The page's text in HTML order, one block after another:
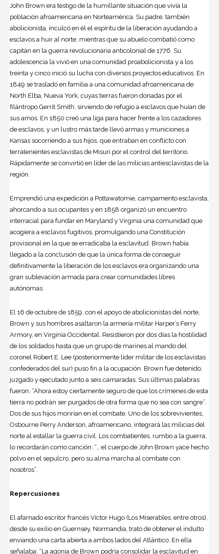
John Brown era testigo de la humillante situación que vivía la
población afroamericana en Norteamérica. Su padre, también
abolicionista, inculcó en él el espíritu de la liberación ayudando a
esclavos a huir al norte, mientras que su abuelo combatió como
capitán en la guerra revolucionaria anticolonial de 1776. Su
adolescencia la vivió en una comunidad proabolicionista y a los
treinta y cinco inició su lucha con diversos proyectos educativos. En
1849 se trasladó en familia a una comunidad afroamericana de
North Elba, Nueva York, cuyas tierras fueron donadas por el
filántropo Gerrit Smith, sirviendo de refugio a esclavos que huían de
sus amos. En 1850 creó una liga para hacer frente a los cazadores
de esclavos, y un lustro más tarde llevó armas y municiones a
Kansas socorriendo a sus hijos, que entraban en conflicto con
terratenientes esclavistas de Misuri por el control del territorio.
Rápidamente se convirtió en líder de las milicias antiesclavistas de la
región.
Emprendió una expedición a Pottawatomie, campamento esclavista,
ahorcando a sus ocupantes y en 1858 organizó un encuentro
interracial para fundar en Maryland y Virginia una comunidad que
acogiera a esclavos fugitivos, promulgando una Constitución
provisional en la que se erradicaba la esclavitud . Brown había
llegado a la conclusión de que la única forma de conseguir
definitivamente la liberación de los esclavos era organizando una
gran sublevación armada para crear comunidades libres
autónomas.
El 16 de octubre de 1859, con el apoyo de abolicionistas del norte,
Brown y sus hombres asaltaron la armería militar Harper’s Ferry
Armory, en Virginia Occidental. Resistieron por dos días la hostilidad
de los soldados hasta que un grupo de marines al mando del
coronel Robert E. Lee (posteriormente líder militar de los esclavistas
confederados del sur) puso fin a la ocupación. Brown fue detenido,
juzgado y ejecutado junto a seis camaradas. Sus últimas palabras
fueron: “Ahora estoy ciertamente seguro de que los crímenes de esta
tierra no podrán ser purgados de otra forma que no sea con sangre”.
Dos de sus hijos morirían en el combate. Uno de los sobrevivientes,
Osbourne Perry Anderson, afroamericano, integrará las milicias del
norte al estallar la guerra civil. Los combatientes, rumbo a la guerra,
lo recordarán como canción: “… el cuerpo de John Brown yace hecho
polvo en el sepulcro, pero su alma marcha al combate con
nosotros”.
Repercusiones
El afamado escritor francés Víctor Hugo (Los Miserables, entre otros),
desde su exilio en Guernsey, Normandía, trató de obtener el indulto
enviando una carta abierta a ambos lados del Atlántico. En ella
señalaba: “La agonía de Brown podría consolidar la esclavitud en